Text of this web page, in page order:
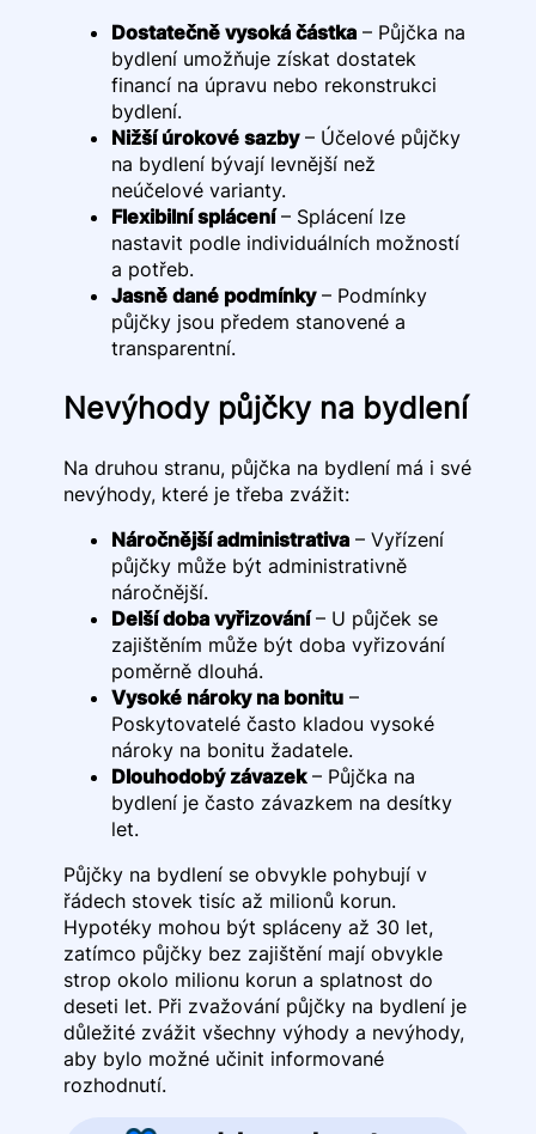
Dostatečně vysoká částka– Půjčka na
bydlení umožňuje získat dostatek
financí na úpravu nebo rekonstrukci
bydlení.
Nižší úrokové sazby– Účelové půjčky
na bydlení bývají levnější než
neúčelové varianty.
Flexibilní splácení– Splácení lze
nastavit podle individuálních možností
a potřeb.
Jasně dané podmínky– Podmínky
půjčky jsou předem stanovené a
transparentní.
Nevýhody půjčky na bydlení
Na druhou stranu, půjčka na bydlení má i své
nevýhody, které je třeba zvážit:
Náročnější administrativa– Vyřízení
půjčky může být administrativně
náročnější.
Delší doba vyřizování– U půjček se
zajištěním může být doba vyřizování
poměrně dlouhá.
Vysoké nároky na bonitu–
Poskytovatelé často kladou vysoké
nároky na bonitu žadatele.
Dlouhodobý závazek– Půjčka na
bydlení je často závazkem na desítky
let.
Půjčky na bydlení se obvykle pohybují v
řádech stovek tisíc až milionů korun.
Hypotéky mohou být spláceny až 30 let,
zatímco půjčky bez zajištění mají obvykle
strop okolo milionu korun a splatnost do
deseti let. Při zvažování půjčky na bydlení je
důležité zvážit všechny výhody a nevýhody,
aby bylo možné učinit informované
rozhodnutí.